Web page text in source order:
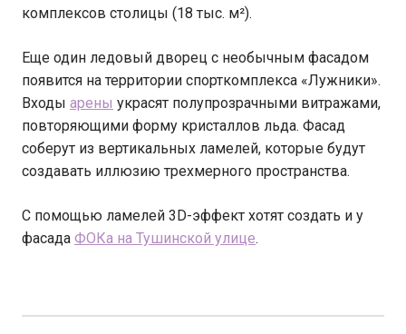
комплексов столицы (18 тыс. м²).
Еще один ледовый дворец с необычным фасадом
появится на территории спорткомплекса «Лужники».
Входы арены украсят полупрозрачными витражами,
повторяющими форму кристаллов льда. Фасад
соберут из вертикальных ламелей, которые будут
создавать иллюзию трехмерного пространства.
С помощью ламелей 3D-эффект хотят создать и у
фасада ФОКа на Тушинской улице.